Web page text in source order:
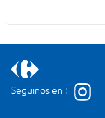
Seguinos en :